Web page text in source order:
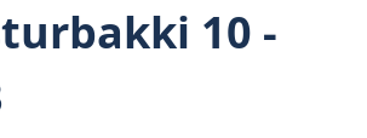
10 -